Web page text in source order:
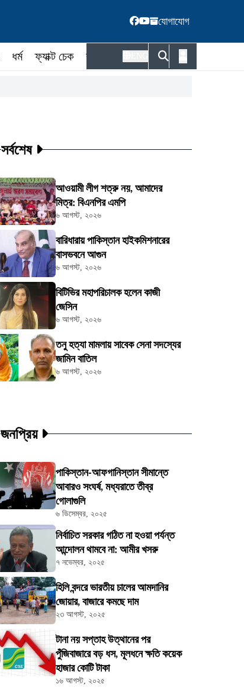
যোগাযোগ
ধর্ম ফ্যাক্ট চেক কর্মকর্তা
সর্বশেষ
আওয়ামী লীগ শত্রু নয়, আমাদের
মিত্র: বিএনপির এমপি
৬ আগস্ট, ২০২৬
বারিধারায় পাকিস্তান হাইকমিশনারের
বাসভবনে আগুন
৬ আগস্ট, ২০২৬
বিটিভির মহাপরিচালক হলেন কাজী
জেসিন
৬ আগস্ট, ২০২৬
তনু হত্যা মামলায় সাবেক সেনা সদস্যের
জামিন বাতিল
৬ আগস্ট, ২০২৬
জনপ্রিয়
পাকিস্তান-আফগানিস্তান সীমান্তে
আবারও সংঘর্ষ, মধ্যরাতে তীব্র
গোলাগুলি
৬ ডিসেম্বর, ২০২৫
নির্বাচিত সরকার গঠিত না হওয়া পর্যন্ত
আন্দোলন থামবে না: আমীর খসরু
৭ নভেম্বর, ২০২৫
হিলি বন্দরে ভারতীয় চালের আমদানির
জোয়ার, বাজারে কমছে দাম
২৩ আগস্ট, ২০২৫
টানা নয় সপ্তাহ উত্থানের পর
পুঁজিবাজারে বড় ধস, মূলধনে ক্ষতি কয়েক
হাজার কোটি টাকা
১৬ আগস্ট, ২০২৫